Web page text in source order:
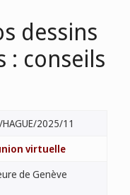
dessins
: conseils
2025/11
virtuelle
de Genève